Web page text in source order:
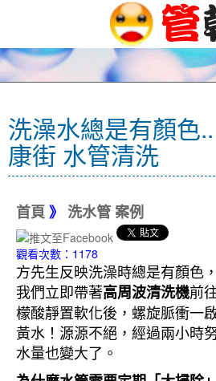
洗澡水總是有顏色
康街 水管清洗
首頁 》 洗水管 案例
觀看次數：1178
方先生反映洗澡時總是有顏色
我們立即帶著高周波清洗機前
檬酸靜置軟化後，螺旋脈衝一
黃水！源源不絕，經過兩小時
水量也變大了。